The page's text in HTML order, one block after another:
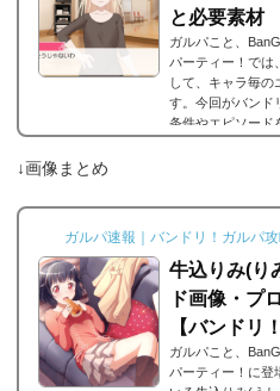
と必要素材
ガルパこと、
パーティー！では
して、キャラ毎の
す。今回がバンド
条件やエピソード
す。エピソードは
よ...
↓画像まとめ
ガルパ速報｜バンドリ！ガルパ
牛込りみ(り
ド画像・プ
【バンドリ
ガルパこと、
パーティー！に登